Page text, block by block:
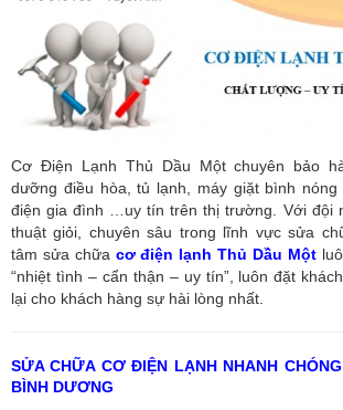
Cơ Điện Lạnh Thủ Dầu Một chuyên bảo
dưỡng điều hòa, tủ lạnh, máy giặt bình
điện gia đình …uy tín trên thị trường. Với đội
thuật giỏi, chuyên sâu trong lĩnh vực sửa
tâm sửa chữa cơ điện lạnh Thủ Dầu Một
“nhiệt tình – cẩn thận – uy tín”, luôn đặt
lại cho khách hàng sự hài lòng nhất.
SỬA CHỮA CƠ ĐIỆN LẠNH NHANH
BÌNH DƯƠNG